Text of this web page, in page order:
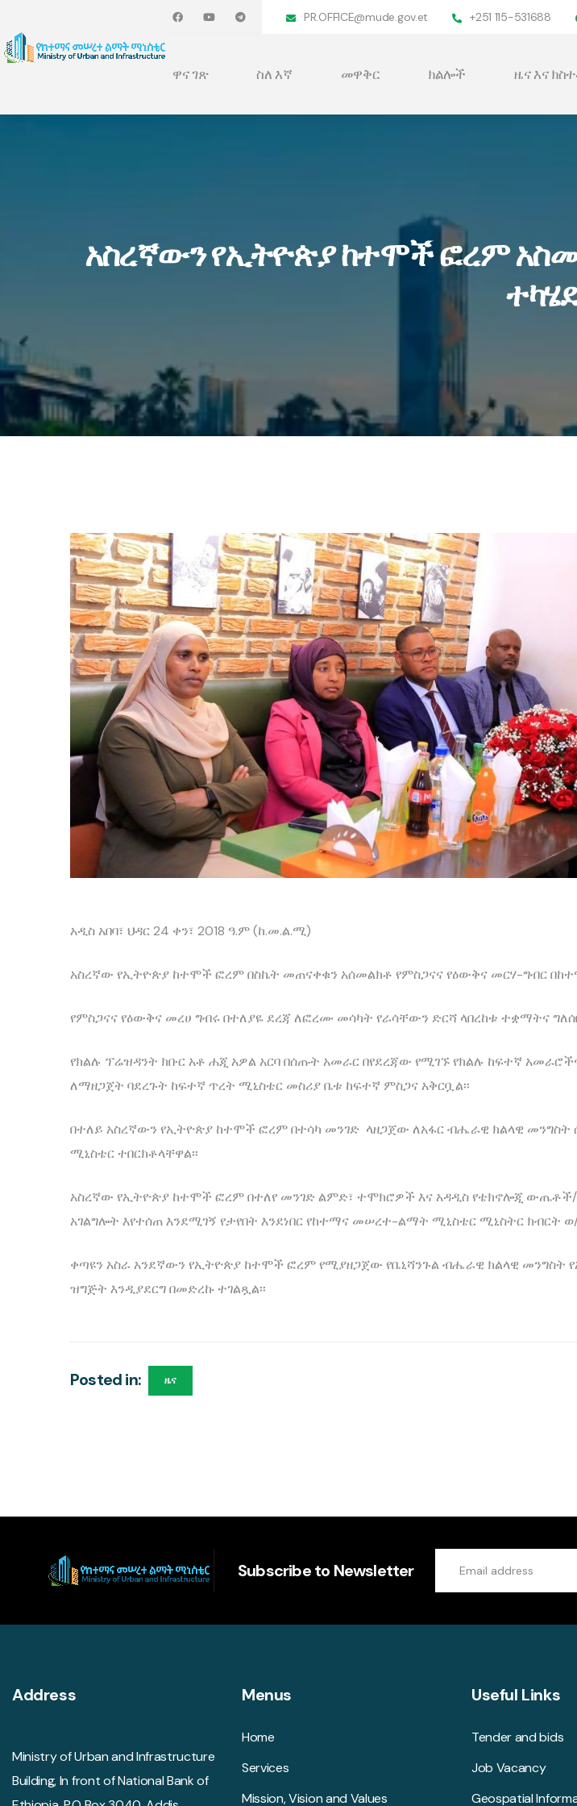
PR.OFFICE@mude.gov.et +251 115-531688
ዋና ገጽ ስለ እኛ መዋቅር ክልሎች ዜና እና
አስረኛውን የኢትዮጵያ ከተሞች ፎረም
ተካሄደ
አዲስ አበባ፣ ህዳር 24 ቀን፣ 2018 ዓ.ም (ከ.መ.ል.ሚ)
አስረኛው የኢትዮጵያ ከተሞች ፎረም በስኬት መጠናቀቁን አሰመልክቶ የምስጋናና የዕውቅና መርሃ-ግብር
የምስጋናና የዕውቅና መረሀ ግብሩ በተለያዬ ደረጃ ለፎረሙ መሳካት የራሳቸውን ድርሻ ላበረከቱ ተቋማትና
የክልሉ ፕሬዝዳንት ክቡር አቶ ሐጂ አዎል አርባ በሰጡት አመራር በየደረጃው የሚገኙ የክልሉ ከፍተኛ
ለማዘጋጀት ባደረጉት ከፍተኛ ጥረት ሚኒስቴር መስሪያ ቤቱ ከፍተኛ ምስጋና አቅርቧል፡፡
በተለይ አስረኛውን የኢትዮጵያ ከተሞች ፎረም በተሳካ መንገድ ላዘጋጀው ለአፋር ብሔራዊ ክልላዊ
ሚኒስቴር ተበርክቶላቸዋል፡፡
አስረኛው የኢትዮጵያ ከተሞች ፎረም በተለየ መንገድ ልምድ፣ ተሞክሮዎች እና አዳዲስ የቴክኖሎጂ
አገልግሎት እየተሰጠ እንደሚገኝ የታየበት እንደነበር የከተማና መሠረተ-ልማት ሚኒስቴር ሚኒስትር ክብርት
ቀጣዩን አስራ አንደኛውን የኢትዮጵያ ከተሞች ፎረም የሚያዘጋጀው የቤኒሻንጉል ብሔራዊ ክልላዊ
ዝግጅት እንዲያደርግ በመድረኩ ተገልጿል፡፡
Posted in: ዜና
Subscribe to Newsletter
Address
Ministry of Urban and Infrastructure
Building, In front of National Bank of
Menus
Home
Services
Mission, Vision and Values
Useful Links
Tender and bids
Job Vacancy
Geospatial